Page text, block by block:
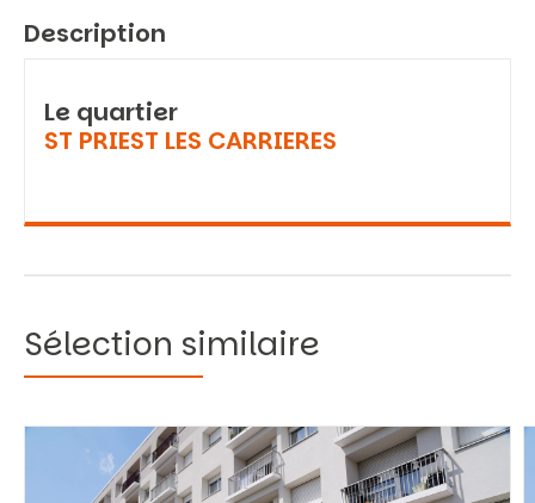
Description
Le quartier
ST PRIEST LES CARRIERES
Sélection similaire